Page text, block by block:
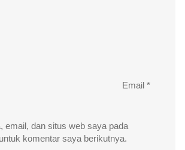
Email *
email, dan situs web saya pada
komentar saya berikutnya.